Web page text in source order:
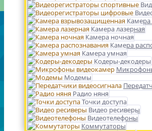
Камера лазерная
Камера ночная
Камера
Камера умная
Кодеры-декодеры
Модемы
Радио няня
Точки доступа
Видео ресиверы
Видеотелефоны
Коммутаторы